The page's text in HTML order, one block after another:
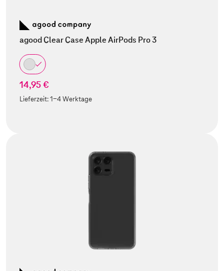
agood Clear Case Apple AirPods Pro 3
14,95 €
Lieferzeit:1-4 Werktage